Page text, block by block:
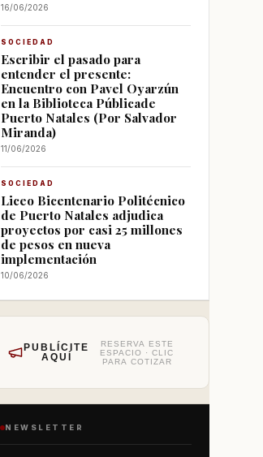
16/06/2026
SOCIEDAD
Escribir el pasado para
entender el presente:
Encuentro con Pavel Oyarzún
en la Biblioteca Públicade
Puerto Natales (Por Salvador
Miranda)
11/06/2026
SOCIEDAD
Liceo Bicentenario Politécnico
de Puerto Natales adjudica
proyectos por casi 25 millones
de pesos en nueva
implementación
10/06/2026
PUBLÍCITE
AQUÍ
RESERVA ESTE
ESPACIO · CLIC
PARA COTIZAR
NEWSLETTER